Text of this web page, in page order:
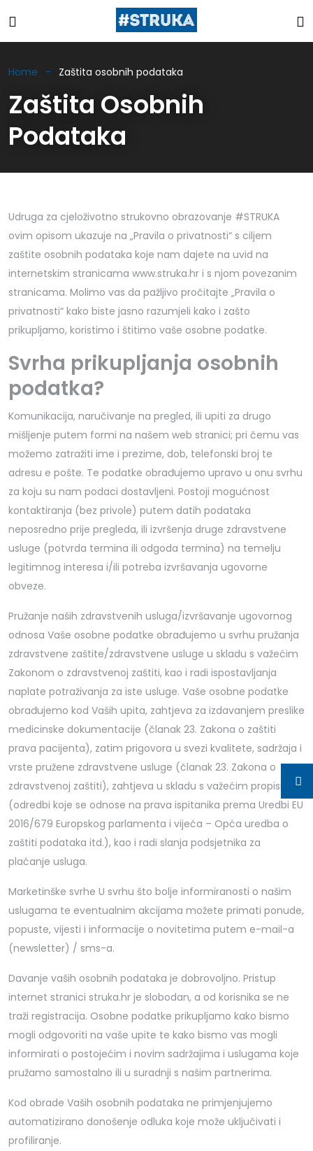
Home Zaštita osobnih podataka
Zaštita Osobnih
Podataka
Udruga za cjeloživotno strukovno obrazovanje #STRUKA
ovim opisom ukazuje na „Pravila o privatnosti“ s ciljem
zaštite osobnih podataka koje nam dajete na uvid na
internetskim stranicama www.struka.hr i s njom povezanim
stranicama. Molimo vas da pažljivo pročitajte „Pravila o
privatnosti“ kako biste jasno razumjeli kako i zašto
prikupljamo, koristimo i štitimo vaše osobne podatke.
Svrha prikupljanja osobnih
podatka?
Komunikacija, naručivanje na pregled, ili upiti za drugo
mišljenje putem formi na našem web stranici; pri čemu vas
možemo zatražiti ime i prezime, dob, telefonski broj te
adresu e pošte. Te podatke obrađujemo upravo u onu svrhu
za koju su nam podaci dostavljeni. Postoji mogućnost
kontaktiranja (bez privole) putem datih podataka
neposredno prije pregleda, ili izvršenja druge zdravstvene
usluge (potvrda termina ili odgoda termina) na temelju
legitimnog interesa i/ili potreba izvršavanja ugovorne
obveze.
Pružanje naših zdravstvenih usluga/izvršavanje ugovornog
odnosa Vaše osobne podatke obrađujemo u svrhu pružanja
zdravstvene zaštite/zdravstvene usluge u skladu s važećim
Zakonom o zdravstvenoj zaštiti, kao i radi ispostavljanja
naplate potraživanja za iste usluge. Vaše osobne podatke
obrađujemo kod Vaših upita, zahtjeva za izdavanjem preslike
medicinske dokumentacije (članak 23. Zakona o zaštiti
prava pacijenta), zatim prigovora u svezi kvalitete, sadržaja i
vrste pružene zdravstvene usluge (članak 23. Zakona o
zdravstvenoj zaštiti), zahtjeva u skladu s važećim propisima
(odredbi koje se odnose na prava ispitanika prema Uredbi EU
2016/679 Europskog parlamenta i vijeća – Opća uredba o
zaštiti podataka itd.), kao i radi slanja podsjetnika za
plaćanje usluga.
Marketinške svrhe U svrhu što bolje informiranosti o našim
uslugama te eventualnim akcijama možete primati ponude,
popuste, vijesti i informacije o novitetima putem e-mail-a
(newsletter) / sms-a.
Davanje vaših osobnih podataka je dobrovoljno. Pristup
internet stranici struka.hr je slobodan, a od korisnika se ne
traži registracija. Osobne podatke prikupljamo kako bismo
mogli odgovoriti na vaše upite te kako bismo vas mogli
informirati o postojećim i novim sadržajima i uslugama koje
pružamo samostalno ili u suradnji s našim partnerima.
Kod obrade Vaših osobnih podataka ne primjenjujemo
automatizirano donošenje odluka koje može uključivati i
profiliranje.